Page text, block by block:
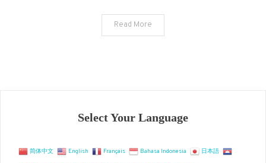
Read More
Select Your Language
简体中文 English Français Bahasa Indonesia 日本語